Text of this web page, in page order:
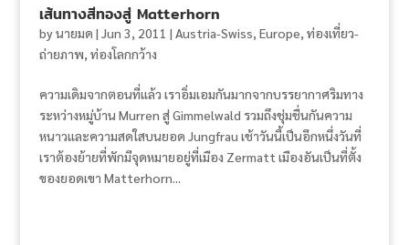
เส้นทางสีทองสู่ Matterhorn
byนายมด | Jun 3, 2011 | Austria-Swiss, Europe, ท่องเที่ยว-
ถ่ายภาพ, ท่องโลกกว้าง
ความเดิมจากตอนที่แล้ว เราอิ่มเอมกันมากจากบรรยากาศริมทาง
ระหว่างหมู่บ้าน Murren สู่ Gimmelwald รวมถึงชุ่มชื่นกันความ
หนาวและความสดใสบนยอด Jungfrau เช้าวันนี้เป็นอีกหนึ่งวันที่
เราต้องย้ายที่พักมีจุดหมายอยู่ที่เมือง Zermatt เมืองอันเป็นที่ตั้ง
ของยอดเขา Matterhorn...